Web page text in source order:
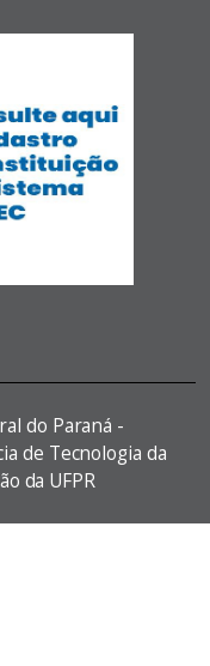
do Paraná -
de Tecnologia da
da UFPR